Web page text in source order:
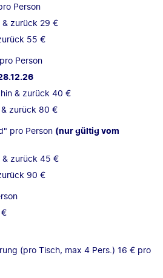
Person
& zurück 29 €
55 €
Person
& zurück 40 €
zurück 80 €
pro Person (nur gültig vom
& zurück 45 €
90 €
€
(pro Tisch, max 4 Pers.) 16 € pro